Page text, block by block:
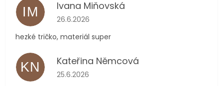
IM Ivana Miňovská
Hodnocení obchodu je 5 z 5 hvězdiček.
26.6.2026
hezké tričko, materiál super
KN Kateřina Němcová
Hodnocení obchodu je 5 z 5 hvězdiček.
25.6.2026